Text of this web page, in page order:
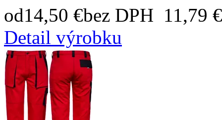
od14,50 €bez DPH 11,79 €
Detail výrobku